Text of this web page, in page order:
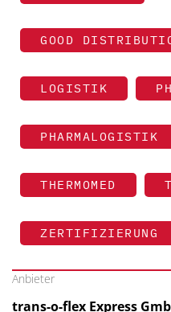
GOOD
LOGISTIK
PHARMALOGISTIK
THERMOMED
ZERTIFIZIERUNG
Anbieter
trans-o-flex Express